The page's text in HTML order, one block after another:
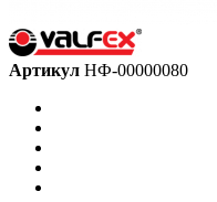
Артикул НФ-00000080